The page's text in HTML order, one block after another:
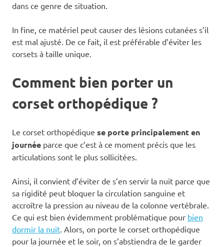
dans ce genre de situation.
In fine, ce matériel peut causer des lésions cutanées s’il
est mal ajusté. De ce fait, il est préférable d’éviter les
corsets à taille unique.
Comment bien porter un
corset orthopédique ?
Le corset orthopédique se porte principalement en
journée parce que c’est à ce moment précis que les
articulations sont le plus sollicitées.
Ainsi, il convient d’éviter de s’en servir la nuit parce que
sa rigidité peut bloquer la circulation sanguine et
accroître la pression au niveau de la colonne vertébrale.
Ce qui est bien évidemment problématique pour bien
dormir la nuit. Alors, on porte le corset orthopédique
pour la journée et le soir, on s’abstiendra de le garder